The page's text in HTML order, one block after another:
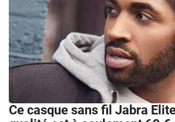
Ce casque sans fil Jabra